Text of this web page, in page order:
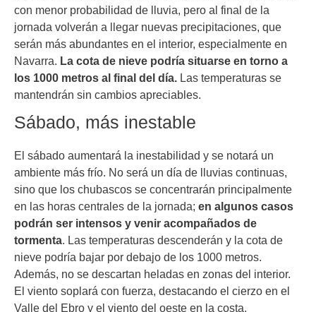
con menor probabilidad de lluvia, pero al final de la
jornada volverán a llegar nuevas precipitaciones, que
serán más abundantes en el interior, especialmente en
Navarra. La cota de nieve podría situarse en torno a
los 1000 metros al final del día. Las temperaturas se
mantendrán sin cambios apreciables.
Sábado, más inestable
El sábado aumentará la inestabilidad y se notará un
ambiente más frío. No será un día de lluvias continuas,
sino que los chubascos se concentrarán principalmente
en las horas centrales de la jornada; en algunos casos
podrán ser intensos y venir acompañados de
tormenta. Las temperaturas descenderán y la cota de
nieve podría bajar por debajo de los 1000 metros.
Además, no se descartan heladas en zonas del interior.
El viento soplará con fuerza, destacando el cierzo en el
Valle del Ebro y el viento del oeste en la costa.